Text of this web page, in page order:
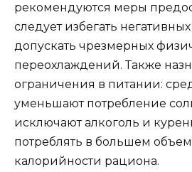
рекомендуются меры
следует избегать
допускать чрезмерных
переохлаждений. Также
ограничения в питании:
уменьшают потребление
исключают алкоголь и
потреблять в большем
калорийности рациона.